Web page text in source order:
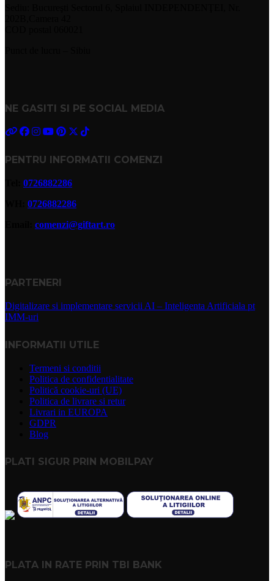
NE GASITI SI PE SOCIAL MEDIA
PENTRU INFORMATII COMENZI
0726882286
0726882286
comenzi@giftart.ro
PARTENERI
Digitalizare si implementare servicii AI – Inteligenta Artificiala pt
IMM-uri
INFORMATII UTILE
Termeni si conditii
Politica de confidentialitate
Politică cookie-uri (UE)
Politica de livrare si retur
Livrari in EUROPA
GDPR
Blog
PLATI SIGUR PRIN MOBILPAY
PLATA IN RATE PRIN TBI BANK